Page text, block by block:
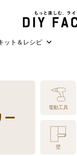
ット＆レシピ
ー
電動工具
壁